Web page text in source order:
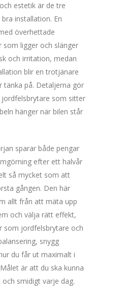
estetik är de tre
installation. En
överhettade
som ligger och slänger
och irritation, medan
blir en trotjänare
tänka på. Detaljerna gör
jordfelsbrytare som sitter
hänger när bilen står
sparar både pengar
efter ett halvår
så mycket som att
gången. Den här
allt från att mäta upp
och välja rätt effekt,
som jordfelsbrytare och
snygg
du får ut maximalt i
är att du ska kunna
smidigt varje dag.